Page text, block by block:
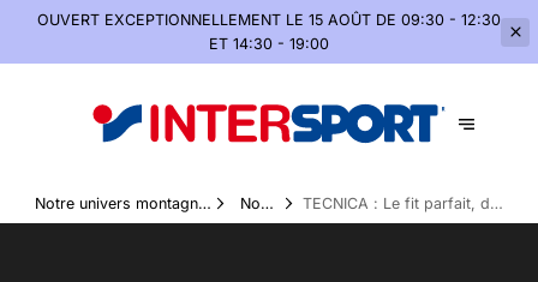
OUVERT EXCEPTIONNELLEMENT LE 15 AOÛT DE 09:30 - 12:30
ET 14:30 - 19:00
Notre univers montagne,
été comme hiver
Nos
Marques
TECNICA : Le fit parfait, du
pied à la montagne